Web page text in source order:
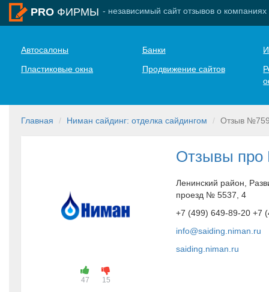
PRO ФИРМЫ - независимый сайт отзывов о компаниях
Автосалоны Банки
Пластиковые окна
Продвижение сайтов
Главная Ниман сайдинг: отделка сайдингом Отзыв
47
15
Отзывы про
Ленинский район,
проезд № 5537, 4
+7 (499) 649-89-20 +7
info@saiding.niman.ru
saiding.niman.ru